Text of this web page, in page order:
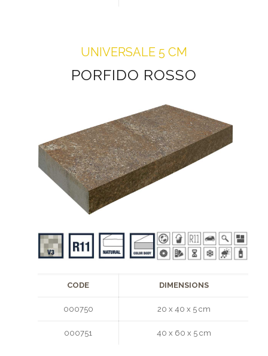
UNIVERSALE 5 CM
PORFIDO ROSSO
CODE DIMENSIONS
000750 20 x 40 x 5 cm
000751 40 x 60 x 5 cm